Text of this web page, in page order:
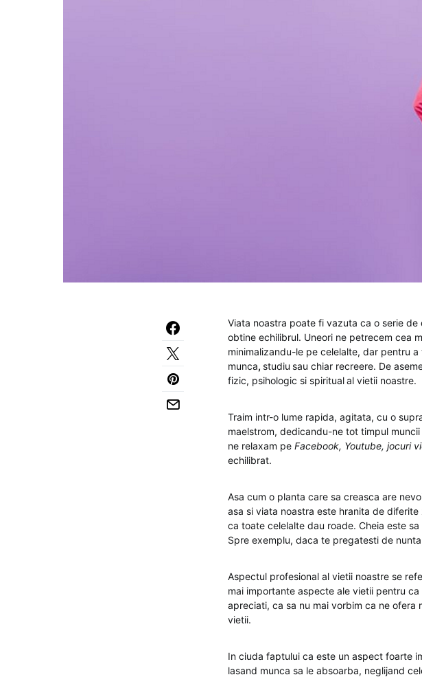
Viata noastra poate fi vazuta ca o serie
obtine echilibrul. Uneori ne petrecem cea
minimalizandu-le pe celelalte, dar pentru
munca, studiu sau chiar recreere. De
fizic, psihologic si spiritualal vietii noastre.
Traim intr-o lume rapida, agitata, cu o
maelstrom, dedicandu-ne tot timpul
ne relaxam pe Facebook, Youtube, jocuri
echilibrat.
Asa cum o planta care sa creasca are
asa si viata noastra este hranita de
ca toate celelalte dau roade. Cheia este
Spre exemplu, daca te pregatesti de
Aspectul profesional al vietii noastre se
mai importante aspecte ale vietii pentru
apreciati, ca sa nu mai vorbim ca ne ofera
vietii.
In ciuda faptului ca este un aspect foarte
lasand munca sa le absoarba, neglijand